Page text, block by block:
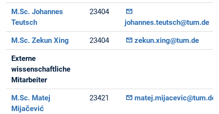
M.Sc. Johannes
Teutsch
23404
johannes.teutsch@tum.de
M.Sc. Zekun Xing 23404 zekun.xing@tum.de
Externe
wissenschaftliche
Mitarbeiter
M.Sc. Matej
Mijačević
23421 matej.mijacevic@tum.de